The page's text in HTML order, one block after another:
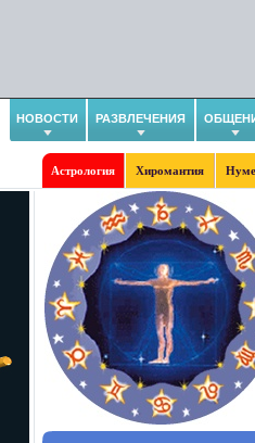
НОВОСТИ РАЗВЛЕЧЕНИЯ
Астрология Хиромантия